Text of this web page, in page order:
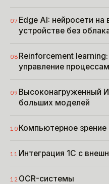
07 Edge AI: нейросети на
устройстве без
08 Reinforcement
управление
09 Высоконагруженный
больших моделей
10 Компьютерное зрение
11 Интеграция 1С с
12 OCR-системы